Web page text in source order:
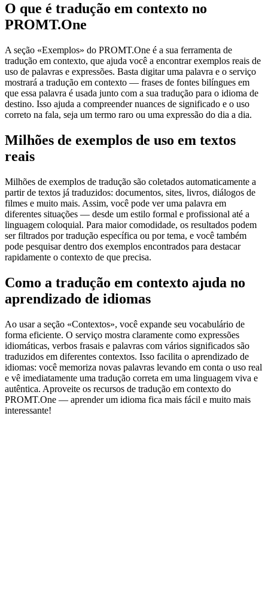
O que é tradução em contexto no
PROMT.One
A seção «Exemplos» do PROMT.One é a sua ferramenta de
tradução em contexto, que ajuda você a encontrar exemplos reais de
uso de palavras e expressões. Basta digitar uma palavra e o serviço
mostrará a tradução em contexto — frases de fontes bilíngues em
que essa palavra é usada junto com a sua tradução para o idioma de
destino. Isso ajuda a compreender nuances de significado e o uso
correto na fala, seja um termo raro ou uma expressão do dia a dia.
Milhões de exemplos de uso em textos
reais
Milhões de exemplos de tradução são coletados automaticamente a
partir de textos já traduzidos: documentos, sites, livros, diálogos de
filmes e muito mais. Assim, você pode ver uma palavra em
diferentes situações — desde um estilo formal e profissional até a
linguagem coloquial. Para maior comodidade, os resultados podem
ser filtrados por tradução específica ou por tema, e você também
pode pesquisar dentro dos exemplos encontrados para destacar
rapidamente o contexto de que precisa.
Como a tradução em contexto ajuda no
aprendizado de idiomas
Ao usar a seção «Contextos», você expande seu vocabulário de
forma eficiente. O serviço mostra claramente como expressões
idiomáticas, verbos frasais e palavras com vários significados são
traduzidos em diferentes contextos. Isso facilita o aprendizado de
idiomas: você memoriza novas palavras levando em conta o uso real
e vê imediatamente uma tradução correta em uma linguagem viva e
autêntica. Aproveite os recursos de tradução em contexto do
PROMT.One — aprender um idioma fica mais fácil e muito mais
interessante!